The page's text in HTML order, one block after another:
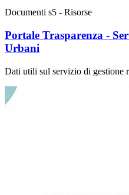
Documenti s5 - Risorse
Portale Trasparenza -
Urbani
Dati utili sul servizio di gestione